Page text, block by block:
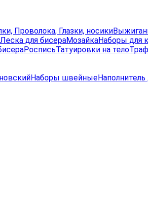
Проволока, Глазки, носики
Леска для бисераМозайкаНаборы для
РосписьТатуировки на тело
Наборы швейные